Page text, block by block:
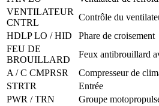
VENTILATEUR
CNTRL
Contrôle du
HDLP LO / HID
Phare de croisement
FEU DE
BROUILLARD
Feux antibrouillard
A / C CMPRSR
Compresseur de
STRTR
Entrée
PWR / TRN
Groupe